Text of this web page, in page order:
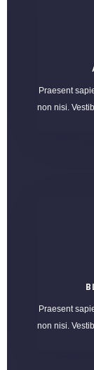
Praesent
non nisi.
Praesent
non nisi.